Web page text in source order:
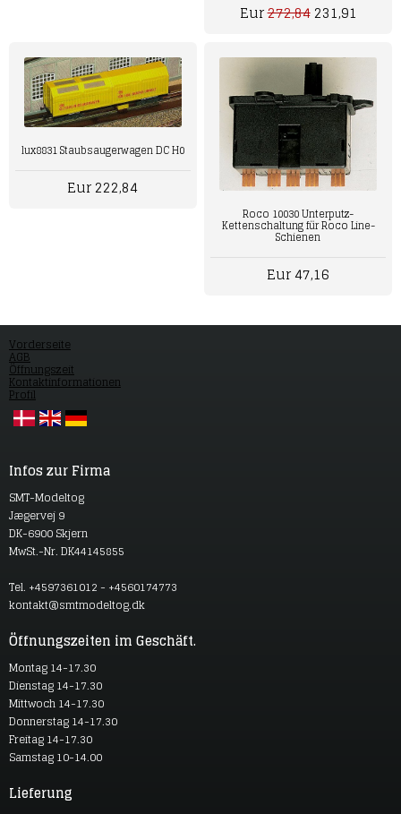
Eur272,84231,91
lux8831 Staubsaugerwagen DC H0
Eur 222,84
Roco 10030 Unterputz-
Kettenschaltung für Roco Line-
Schienen
Eur 47,16
Vorderseite
AGB
Öffnungszeit
Kontaktinformationen
Profil
Infos zur Firma
SMT-Modeltog
Jægervej 9
DK-6900 Skjern
MwSt.-Nr. DK44145855
Tel. +4597361012 - +4560174773
kontakt@smtmodeltog.dk
Öffnungszeiten im Geschäft.
Montag 14-17.30
Dienstag 14-17.30
Mittwoch 14-17.30
Donnerstag 14-17.30
Freitag 14-17.30
Samstag 10-14.00
Lieferung